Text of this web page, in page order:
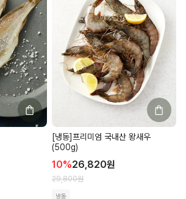
[냉동]프리미엄 국내산 왕새우
(500g)
10%26,820원
29,800원
냉동